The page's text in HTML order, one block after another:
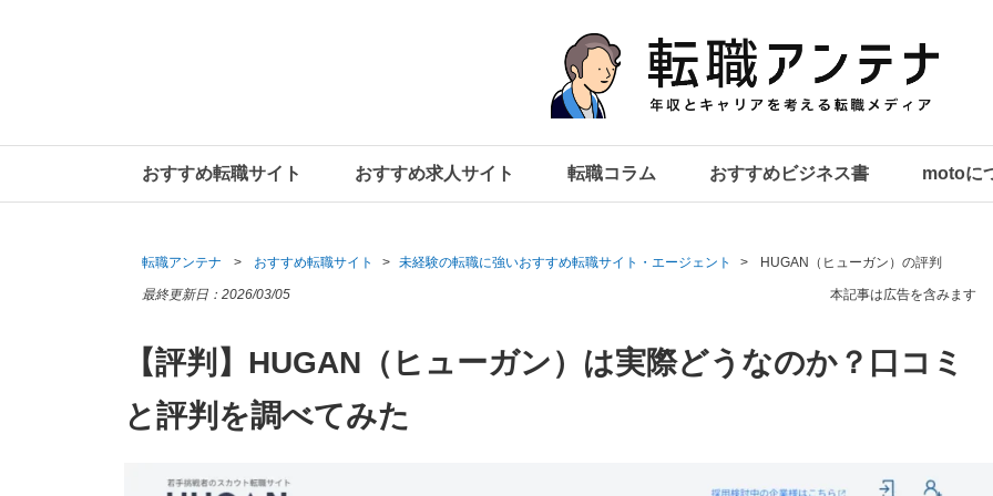
おすすめ転職サイト おすすめ求人サイト 転職コラム おすすめビジネス書 motoに
転職アンテナ おすすめ転職サイト 未経験の転職に強いおすすめ転職サイト・エージェント HUGAN（ヒューガン）の評判
本記事は広告を含みます
最終更新日： 2026/03/05
【評判】HUGAN（ヒューガン）は実際どうなのか？口コミ
と評判を調べてみた